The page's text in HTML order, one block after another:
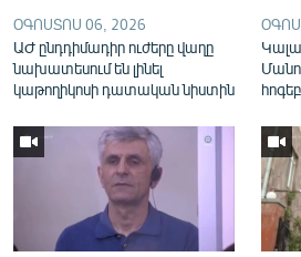
English
Русский
ՕԳՈՍՏՈՍ 06, 2026
ԱԺ ընդդիմադիր ուժերը վաղը
նախատեսում են լինել
կաթողիկոսի դատական նիստին